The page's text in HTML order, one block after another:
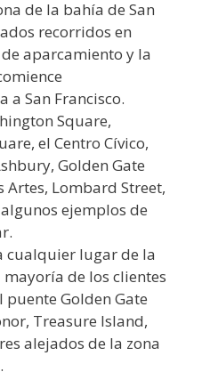
de la bahía de San
recorridos en
aparcamiento y la
a San Francisco.
Square,
el Centro Cívico,
Golden Gate
Artes, Lombard Street,
ejemplos de
cualquier lugar de la
de los clientes
Golden Gate
Treasure Island,
alejados de la zona